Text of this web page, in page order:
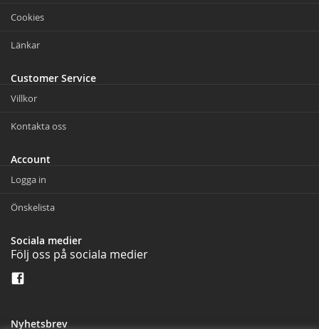
Cookies
Länkar
Customer Service
Villkor
Kontakta oss
Account
Logga in
Önskelista
Sociala medier
Följ oss på sociala medier
Nyhetsbrev